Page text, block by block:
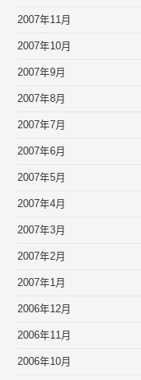
2007年11月
2007年10月
2007年9月
2007年8月
2007年7月
2007年6月
2007年5月
2007年4月
2007年3月
2007年2月
2007年1月
2006年12月
2006年11月
2006年10月